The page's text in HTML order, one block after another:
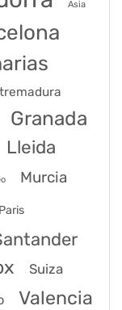
Asia
Granada
Lleida
Murcia
Paris
Suiza
Valencia